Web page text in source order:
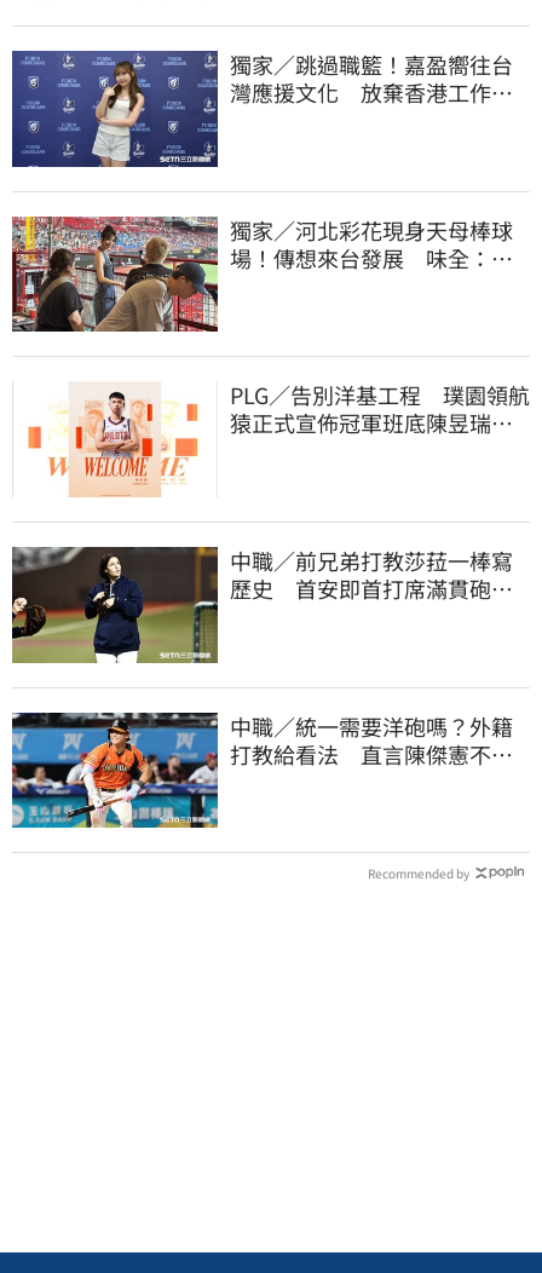
獨家／跳過職籃！嘉盈嚮往台
灣應援文化 放棄香港工作跨
獨家／河北彩花現身天母棒球
場！傳想來台發展 味全：歡
PLG／告別洋基工程 璞園領航
猿正式宣佈冠軍班底陳昱瑞下
中職／前兄弟打教莎菈一棒寫
歷史 首安即首打席滿貫砲！
中職／統一需要洋砲嗎？外籍
打教給看法 直言陳傑憲不能
Recommended by